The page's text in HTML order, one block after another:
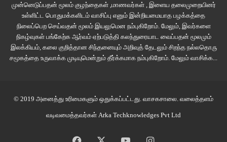
முன்னெடுப்பதன் மூலம் குழந்தைகள் ,மாணவர்கள் , இளைய தலைமுறையினர்
உள்ளிட்ட பொதுமக்களிடம் வாசிப்பு எனும் இன்றியமையாத பழக்கத்தை
நிலைப்பெற செய்வதன் மூலம் இயலுமென நம்புகிறோம். மேலும், இவர்களை
நிகழ்வுகள் பங்கேற்க ஆர்வம் ஏற்படுத்தி கலந்துரையாட வைப்பதன் மூலமும்
இலக்கியம், கலை குறித்தான சிந்தனையும் அறிவுத் தேடலும் சிறந்த நல்லதொரு
சமூகத்தை உருவாக்க முடியுமென்றும் தீர்க்கமாக நம்புகிறோம். மேலும் வாசிக்க...
© 2019 அனைத்து உரிமைகளும் ஒதுக்கப்பட்டது. வாசகசாலை . வலைத்தளம்
வடிவமைத்தவர்கள் Arka Techknowledges Pvt Ltd
Facebook YouTubeInstagram